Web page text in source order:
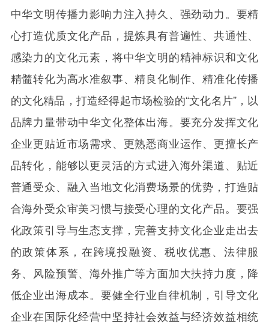
中华文明传播力影响力注入持久、强劲动力。要精
心打造优质文化产品，提炼具有普遍性、共通性、
感染力的文化元素，将中华文明的精神标识和文化
精髓转化为高水准叙事、精良化制作、精准化传播
的文化精品，打造经得起市场检验的“文化名片”，以
品牌力量带动中华文化整体出海。要充分发挥文化
企业更贴近市场需求、更熟悉商业运作、更擅长产
品转化，能够以更灵活的方式进入海外渠道、贴近
普通受众、融入当地文化消费场景的优势，打造贴
合海外受众审美习惯与接受心理的文化产品。要强
化政策引导与生态支撑，完善支持文化企业走出去
的政策体系，在跨境投融资、税收优惠、法律服
务、风险预警、海外推广等方面加大扶持力度，降
低企业出海成本。要健全行业自律机制，引导文化
企业在国际化经营中坚持社会效益与经济效益相统